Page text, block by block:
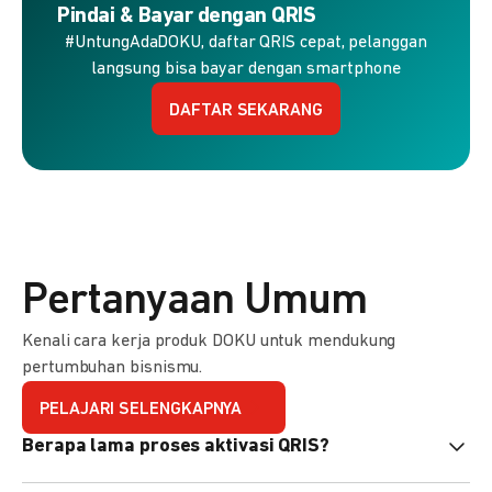
Pindai & Bayar dengan QRIS
#UntungAdaDOKU, daftar QRIS cepat, pelanggan
langsung bisa bayar dengan smartphone
DAFTAR SEKARANG
Pertanyaan Umum
Kenali cara kerja produk DOKU untuk mendukung
pertumbuhan bisnismu.
PELAJARI SELENGKAPNYA
Berapa lama proses aktivasi QRIS?